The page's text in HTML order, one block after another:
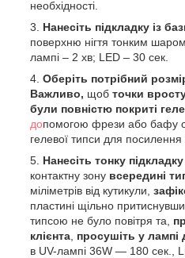
необхідності.
Нанесіть підкладку із
поверхню нігтя тонким
лампі – 2 хв; LED – 30 сек.
Оберіть потрібний
Важливо, щоб точки
були повністю покриті
допомогою фрези або бафу
гелевої типси для посилення
Нанесіть тонку
контактну зону всередині
міліметрів від кутикули,
пластині щільно притиснувши
типсою не було повітря та,
клієнта просушіть у лампі
в UV-лампі 36W — 180 сек.,